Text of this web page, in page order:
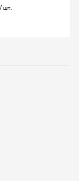
/ шт.